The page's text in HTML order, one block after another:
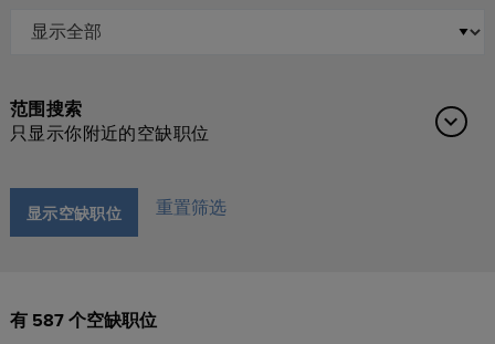
范围搜索
只显示你附近的空缺职位
显示空缺职位 重置筛选
有 587 个空缺职位